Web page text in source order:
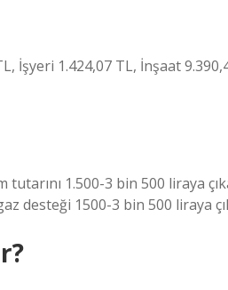
İşyeri 1.424,07 TL, İnşaat
1.500-3 bin 500 liraya
desteği 1500-3 bin 500 liraya